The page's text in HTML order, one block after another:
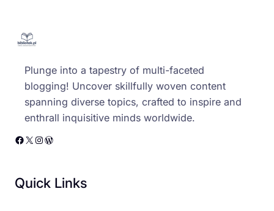
Plunge into a tapestry of multi-faceted
blogging! Uncover skillfully woven content
spanning diverse topics, crafted to inspire and
enthrall inquisitive minds worldwide.
Facebook X Instagram WordPress
Quick Links